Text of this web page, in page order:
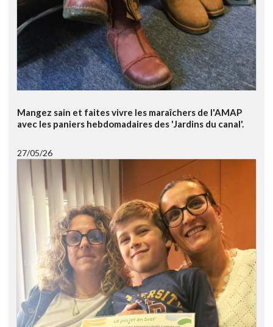
Mangez sain et faites vivre les maraîchers de l'AMAP
avec les paniers hebdomadaires des 'Jardins du canal'.
27/05/26